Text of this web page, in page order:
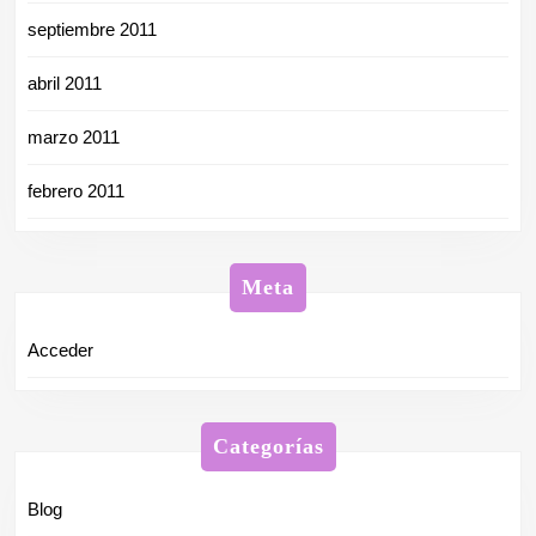
septiembre 2011
abril 2011
marzo 2011
febrero 2011
Meta
Acceder
Categorías
Blog